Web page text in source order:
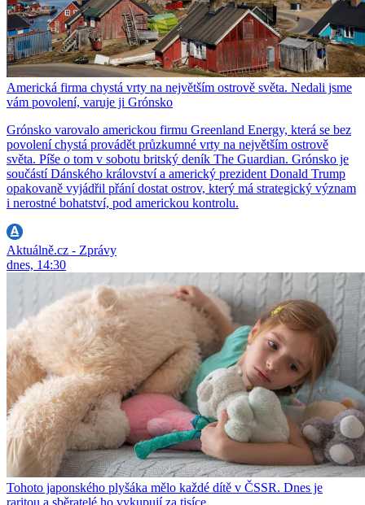
Americká firma chystá vrty na největším ostrově světa. Nedali jsme
vám povolení, varuje ji Grónsko
Grónsko varovalo americkou firmu Greenland Energy, která se bez
povolení chystá provádět průzkumné vrty na největším ostrově
světa. Píše o tom v sobotu britský deník The Guardian. Grónsko je
součástí Dánského království a americký prezident Donald Trump
opakovaně vyjádřil přání dostat ostrov, který má strategický význam
i nerostné bohatství, pod americkou kontrolu.
Aktuálně.cz - Zprávy
dnes, 14:30
Tohoto japonského plyšáka mělo každé dítě v ČSSR. Dnes je